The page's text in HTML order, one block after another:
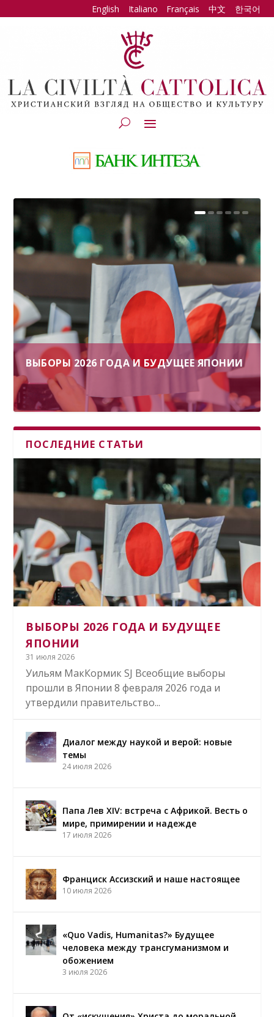
English Italiano Français 中文 한국어
ВЫБОРЫ 2026 ГОДА И БУДУЩЕЕ ЯПОНИИ
ДИАЛОГ МЕЖДУ НАУКОЙ И ВЕРОЙ:
НОВЫЕ ТЕМЫ
ПАПА ЛЕВ XIV: ВСТРЕЧА С АФРИКОЙ.
ВЕСТЬ О МИРЕ, ПРИМИРЕНИИ И
НАДЕЖДЕ
ФРАНЦИСК АССИЗСКИЙ И НАШЕ
НАСТОЯЩЕЕ
«QUO VADIS, HUMANITAS?» БУДУЩЕЕ
ЧЕЛОВЕКА МЕЖДУ ТРАНСГУМАНИЗМОМ
И ОБОЖЕНИЕМ
ОТ «ИСКУШЕНИЯ» ХРИСТА ДО
МОРАЛЬНОЙ НЕОДНОЗНАЧНОСТИ В
ФИЛЬМАХ МАРТИНА СКОРСЕЗЕ
ПОСЛЕДНИЕ СТАТЬИ
ВЫБОРЫ 2026 ГОДА И БУДУЩЕЕ
ЯПОНИИ
31 июля 2026
Уильям МакКормик SJ Всеобщие выборы
прошли в Японии 8 февраля 2026 года и
утвердили правительство...
Диалог между наукой и верой: новые
темы
24 июля 2026
Папа Лев XIV: встреча с Африкой. Весть о
мире, примирении и надежде
17 июля 2026
Франциск Ассизский и наше настоящее
10 июля 2026
«Quo Vadis, Humanitas?» Будущее
человека между трансгуманизмом и
обожением
3 июля 2026